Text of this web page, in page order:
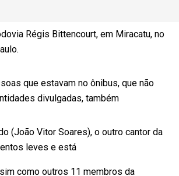
Régis Bittencourt, em Miracatu, no
que estavam no ônibus, que não
divulgadas, também
(João Vitor Soares), o outro cantor da
leves e está
como outros 11 membros da